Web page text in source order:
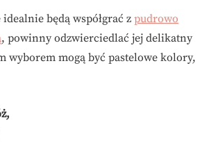
będą współgrać z pudrowo
, powinny odzwierciedlać jej delikatny
wyborem mogą być pastelowe kolory,